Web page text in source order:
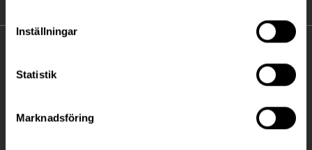
Inställningar
Statistik
Marknadsföring
Telefon:08-677 70 10